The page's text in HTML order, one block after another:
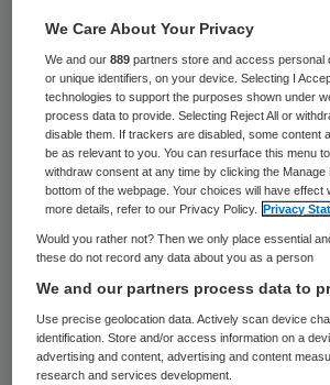
woont al een paar jaar op
diabetes en de laatste tijd is
Wat hebben de
gemeen? Juist, het gebrek
doktershulp die u en ik heel
vanzelfsprekend vinden. Wij
namelijk een huisarts voor.
hebben geen huisarts, omdat
zijn, alleenstaand, wellicht
adres en geen verzekering
weg naar een dokter niet
We Care About Your Privacy
We and our889 partners store and access personal
or unique identifiers, on your device. Selecting I
technologies to support the purposes shown under
process data to provide. Selecting Reject All or
disable them. If trackers are disabled, some content
be as relevant to you. You can resurface this menu
withdraw consent at any time by clicking the
bottom of the webpage. Your choices will have effect
more details, refer to our Privacy Policy.
Privacy
Would you rather not? Then we only place essential
these do not record any data about you as a person
We and our partners process data to
Use precise geolocation data. Actively scan device
identification. Store and/or access information on a
advertising and content, advertising and content
research and services development.